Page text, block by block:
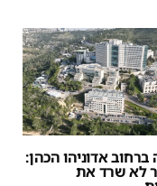
ברחוב אדוניהו הכהן:
לא שרד את